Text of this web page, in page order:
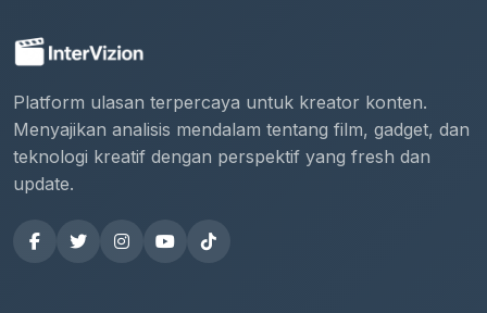
Platform ulasan terpercaya untuk kreator konten.
Menyajikan analisis mendalam tentang film, gadget, dan
teknologi kreatif dengan perspektif yang fresh dan
update.